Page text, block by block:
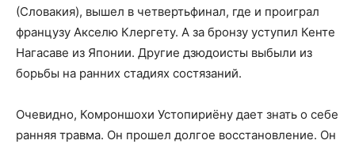
(Словакия), вышел в четвертьфинал, где и проиграл
французу Акселю Клергету. А за бронзу уступил Кенте
Нагасаве из Японии. Другие дзюдоисты выбыли из
борьбы на ранних стадиях состязаний.
Очевидно, Комроншохи Устопириёну дает знать о себе
ранняя травма. Он прошел долгое восстановление. Он